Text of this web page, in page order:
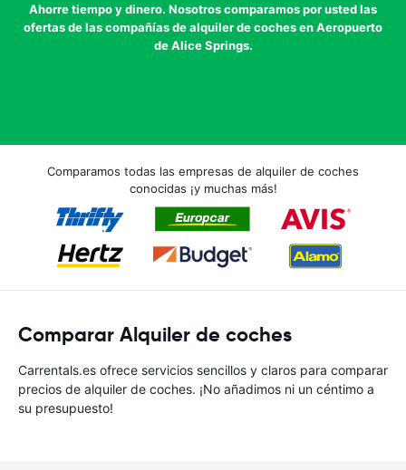
Ahorre tiempo y dinero. Nosotros comparamos por usted las
ofertas de las compañías de alquiler de coches en Aeropuerto
de Alice Springs.
Comparamos todas las empresas de alquiler de coches
conocidas ¡y muchas más!
Comparar Alquiler de coches
Carrentals.es ofrece servicios sencillos y claros para comparar
precios de alquiler de coches. ¡No añadimos ni un céntimo a
su presupuesto!